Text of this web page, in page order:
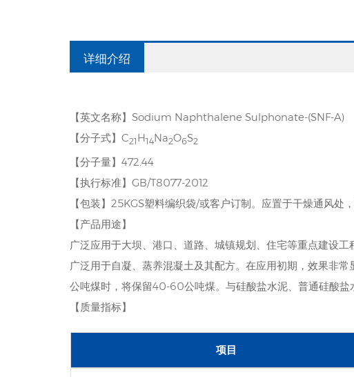
详细介绍
【英文名称】Sodium Naphthalene Sulphonate-(SNF-A)
【分子式】C21 H14Na2O6S2
【分子量】472.44
【执行标准】GB/T8077-2012
【包装】25KGS塑料编织袋/或客户订制。应置于干燥通风
【产品用途】
广泛应用于大坝、港口、道路、城镇规划、住宅等重点建设
广泛用于自凝、蒸养混凝土及其配方。在应用初期，效果非
公吨煤时，将保留40-60公吨煤。与硅酸盐水泥、普通硅酸
【质量指标】
项目